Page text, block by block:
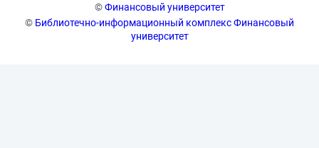
©Финансовый университет
© Библиотечно-информационный комплекс Финансовый
университет